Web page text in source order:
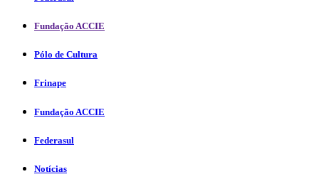
Fundação ACCIE
Pólo de Cultura
Frinape
Fundação ACCIE
Federasul
Notícias